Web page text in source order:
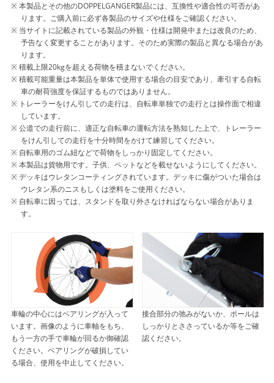
本製品とその他のDOPPELGANGER製品には、互換性や適合性の可否があ
ります。ご購入前に必ず各製品のサイズや仕様をご確認ください。
当サイトに記載されている製品の外観・仕様は開発中または改良のため、
予告なく変更することがあります。そのため実際の製品と異なる場合があ
ります。
積載上限20kgを超える荷物を積まないでください。
積載可能重量は本製品を単体で使用する場合の目安であり、牽引する自転
車の耐荷強度を保証するものではありません。
トレーラーをけん引しての走行は、自転車単独での走行とは操作面で相違
しています。
公道での走行前に、適正な自転車の運転方法を熟知した上で、トレーラー
をけん引しての走行を十分時間をかけて練習してください。
自転車用のゴム紐などで荷物をしっかり固定してください。
本製品は貨物用です。子供、ペットなどを載せないようにしてください。
デッキはウレタンコーティングされています。デッキに傷がついた場合は
ウレタン系のニスもしくは塗料をご使用ください。
自転車に因っては、スタンドを取り外さなければならない場合がありま
す。
車輪の中心にはベアリングが入って
います。画像のように車軸をもち、
もう一方の手で車輪が回るか御確認
ください。ベアリングが破損してい
る場合、使用を中止してください。
接合部分の弛みがないか、ポールは
しっかりとささっているか等をご確
認ください。